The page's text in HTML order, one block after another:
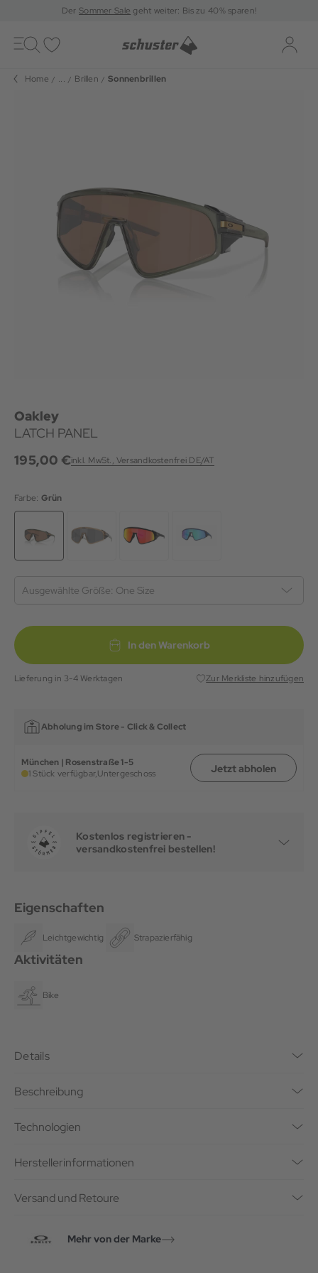
DerSommer Sale geht weiter: Bis zu 40% sparen!
Toggle
navigation
Home ... Brillen Sonnenbrillen
Oakley
LATCH PANEL
195,00 €inkl. MwSt., Versandkostenfrei DE/AT
Farbe: Grün
Ausgewählte Größe: One Size
In den Warenkorb
Lieferung in 3-4 Werktagen Zur Merkliste hinzufügen
Abholung im Store - Click & Collect
München | Rosenstraße 1-5
1 Stück verfügbar,Untergeschoss Jetzt abholen
Kostenlos registrieren -
versandkostenfrei bestellen!
Eigenschaften
Leichtgewichtig Strapazierfähig
Aktivitäten
Bike
Details
Beschreibung
Technologien
Herstellerinformationen
Versand und Retoure
Mehr von der Marke